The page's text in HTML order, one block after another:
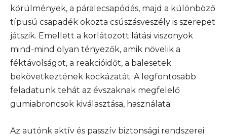
körülmények, a páralecsapódás, majd a különböző
típusú csapadék okozta csúszásveszély is szerepet
játszik. Emellett a korlátozott látási viszonyok
mind-mind olyan tényezők, amik növelik a
féktávolságot, a reakcióidőt, a balesetek
bekövetkeztének kockázatát. A legfontosabb
feladatunk tehát az évszaknak megfelelő
gumiabroncsok kiválasztása, használata.
Az autónk aktív és passzív biztonsági rendszerei